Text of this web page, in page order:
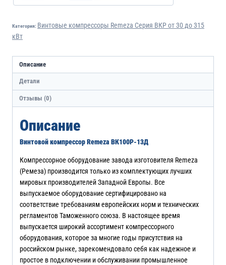
Категория: Винтовые компрессоры Remeza Серия ВКР от 30 до 315
кВт
Описание
Детали
Отзывы (0)
Описание
Винтовой компрессор Remeza ВК100Р-13Д
Компрессорное оборудование завода изготовителя Remeza
(Ремеза) производится только из комплектующих лучших
мировых производителей Западной Европы. Все
выпускаемое оборудование сертифицировано на
соответствие требованиям европейских норм и технических
регламентов Таможенного союза. В настоящее время
выпускается широкий ассортимент компрессорного
оборудования, которое за многие годы присутствия на
российском рынке, зарекомендовало себя как надежное и
простое в подключении и обслуживании промышленное